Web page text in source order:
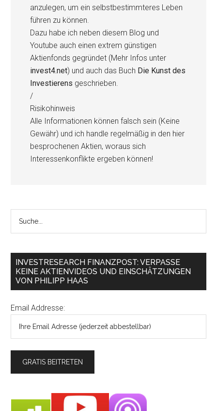
anzulegen, um ein selbstbestimmteres Leben
führen zu können.
Dazu habe ich neben diesem Blog und
Youtube auch einen extrem günstigen
Aktienfonds gegründet (Mehr Infos unter
invest4.net) und auch das Buch Die Kunst des
Investierens geschrieben.
/
Risikohinweis
Alle Informationen können falsch sein (Keine
Gewähr) und ich handle regelmäßig in den hier
besprochenen Aktien, woraus sich
Interessenkonflikte ergeben können!
INVESTRESEARCH FINANZPOST: VERPASSE
KEINE AKTIENVIDEOS UND EINSCHÄTZUNGEN
VON PHILIPP HAAS
Email Addresse: